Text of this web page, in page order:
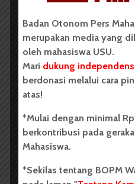
BERITA KAMPUS
Dua Mahasiswa
PEKSIMIDA 2026
Oleh: Syarifah Sarah
Badan Otonom Pers
merupakan media yang
oleh mahasiswa USU.
Mari dukung
berdonasi melalui cara
atas!
*Mulai dengan minimal
berkontribusi pada
Mahasiswa.
*Sekilas tentang BOPM